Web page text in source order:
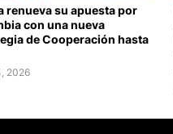
renueva su apuesta por
con una nueva
de Cooperación hasta
2026